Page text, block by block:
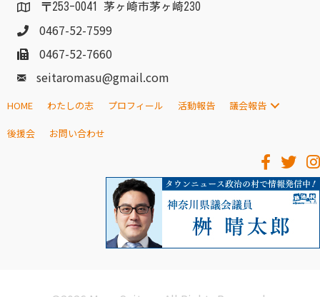
〒253-0041 茅ヶ崎市茅ヶ崎230
0467-52-7599
0467-52-7660
seitaromasu@gmail.com
HOME わたしの志 プロフィール 活動報告 議会報告
後援会 お問い合わせ